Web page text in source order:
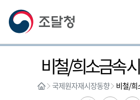
비철/희소금속
국제원자재시장동향 비철/희